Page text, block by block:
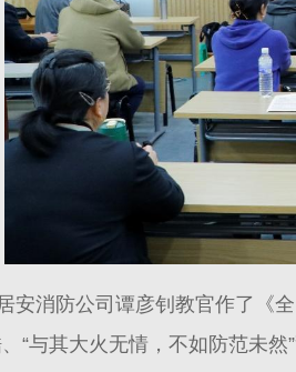
安消防公司谭彦钊教官作了《
“与其大火无情，不如防范未